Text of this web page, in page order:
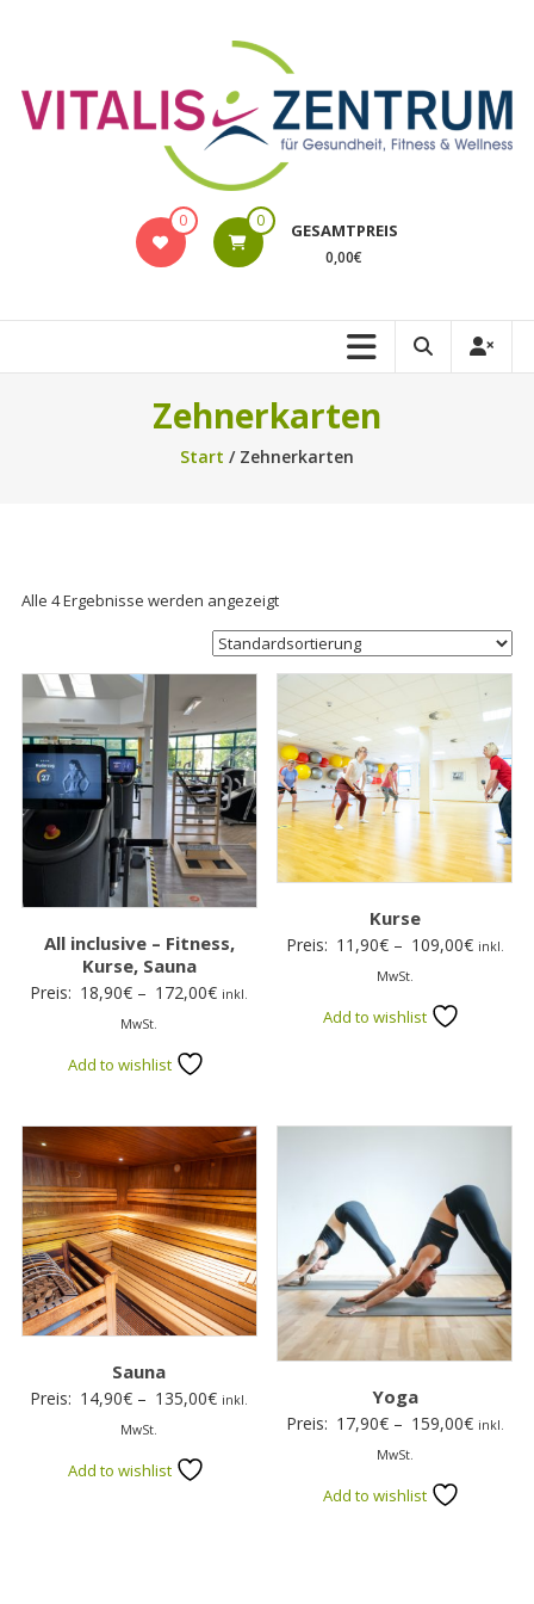
Rostock
Shop
0 0 GESAMTPREIS
0,00€
Zehnerkarten
Start / Zehnerkarten
Alle 4 Ergebnisse werden angezeigt
All inclusive – Fitness,
Kurse, Sauna
Preis: 18,90€ – 172,00€Preisspanne:
inkl.
MwSt.
Add to wishlist
Kurse
Preis: 11,90€ – 109,00€ inkl.
MwSt.
Add to wishlist
Sauna
Preis: 14,90€ – 135,00€Preisspanne:
inkl.
MwSt.
Add to wishlist
Yoga
Preis: 17,90€ – 159,00€ inkl.
MwSt.
Add to wishlist